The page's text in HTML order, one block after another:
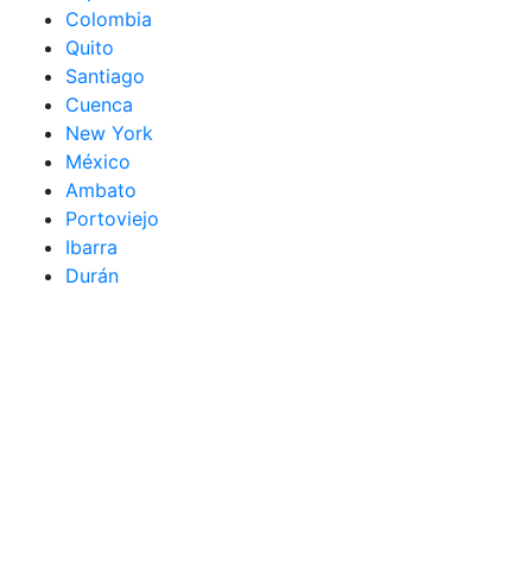
Colombia
Quito
Santiago
Cuenca
New York
México
Ambato
Portoviejo
Ibarra
Durán